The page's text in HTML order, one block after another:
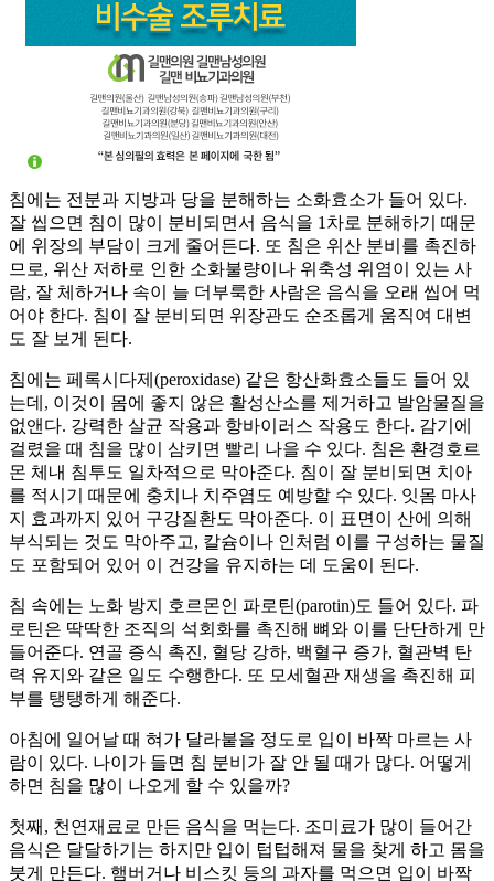
침에는 전분과 지방과 당을 분해하는 소화효소가 들어 있다.
잘 씹으면 침이 많이 분비되면서 음식을 1차로 분해하기 때문
에 위장의 부담이 크게 줄어든다. 또 침은 위산 분비를 촉진하
므로, 위산 저하로 인한 소화불량이나 위축성 위염이 있는 사
람, 잘 체하거나 속이 늘 더부룩한 사람은 음식을 오래 씹어 먹
어야 한다. 침이 잘 분비되면 위장관도 순조롭게 움직여 대변
도 잘 보게 된다.
침에는 페록시다제(peroxidase) 같은 항산화효소들도 들어 있
는데, 이것이 몸에 좋지 않은 활성산소를 제거하고 발암물질을
없앤다. 강력한 살균 작용과 항바이러스 작용도 한다. 감기에
걸렸을 때 침을 많이 삼키면 빨리 나을 수 있다. 침은 환경호르
몬 체내 침투도 일차적으로 막아준다. 침이 잘 분비되면 치아
를 적시기 때문에 충치나 치주염도 예방할 수 있다. 잇몸 마사
지 효과까지 있어 구강질환도 막아준다. 이 표면이 산에 의해
부식되는 것도 막아주고, 칼슘이나 인처럼 이를 구성하는 물질
도 포함되어 있어 이 건강을 유지하는 데 도움이 된다.
침 속에는 노화 방지 호르몬인 파로틴(parotin)도 들어 있다. 파
로틴은 딱딱한 조직의 석회화를 촉진해 뼈와 이를 단단하게 만
들어준다. 연골 증식 촉진, 혈당 강하, 백혈구 증가, 혈관벽 탄
력 유지와 같은 일도 수행한다. 또 모세혈관 재생을 촉진해 피
부를 탱탱하게 해준다.
아침에 일어날 때 혀가 달라붙을 정도로 입이 바짝 마르는 사
람이 있다. 나이가 들면 침 분비가 잘 안 될 때가 많다. 어떻게
하면 침을 많이 나오게 할 수 있을까?
첫째, 천연재료로 만든 음식을 먹는다. 조미료가 많이 들어간
음식은 달달하기는 하지만 입이 텁텁해져 물을 찾게 하고 몸을
붓게 만든다. 햄버거나 비스킷 등의 과자를 먹으면 입이 바짝